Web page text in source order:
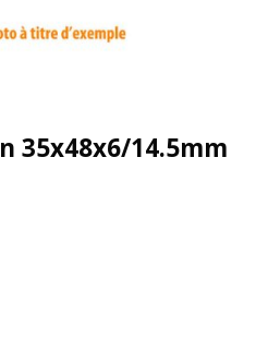
35x48x6/14.5mm